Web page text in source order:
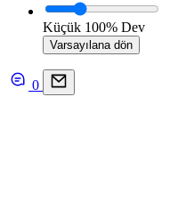
Küçük 100% Dev
Varsayılana dön
0